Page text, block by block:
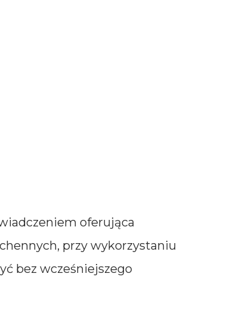
oferująca
przy wykorzystaniu
bez wcześniejszego